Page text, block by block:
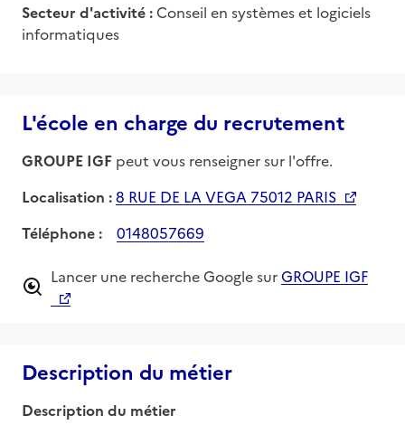
Secteur d'activité : Conseil en systèmes et logiciels
informatiques
L'école en charge du recrutement
GROUPE IGF peut vous renseigner sur l'offre.
Localisation :8 RUE DE LA VEGA 75012 PARIS
Téléphone :
0148057669
Lancer une recherche Google surGROUPE IGF
Description du métier
Description du métier